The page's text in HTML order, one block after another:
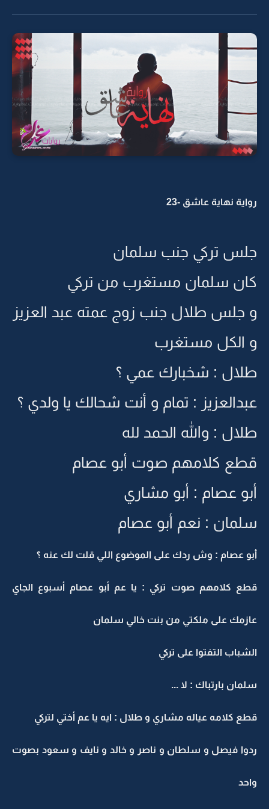
رواية نهاية عاشق -23
جلس تركي جنب سلمان
كان سلمان مستغرب من تركي
و جلس طلال جنب زوج عمته عبد العزيز
و الكل مستغرب
طلال : شخبارك عمي ؟
عبدالعزيز : تمام و أنت شحالك يا ولدي ؟
طلال : والله الحمد لله
قطع كلامهم صوت أبو عصام
أبو عصام : أبو مشاري
سلمان : نعم أبو عصام
أبو عصام : وش ردك على الموضوع اللي قلت لك عنه ؟
قطع كلامهم صوت تركي : يا عم أبو عصام أسبوع الجاي
عازمك على ملكتي من بنت خالي سلمان
الشباب التفتوا على تركي
سلمان بارتباك : لا ...
قطع كلامه عياله مشاري و طلال : ايه يا عم أختي لتركي
ردوا فيصل و سلطان و ناصر و خالد و نايف و سعود بصوت
واحد